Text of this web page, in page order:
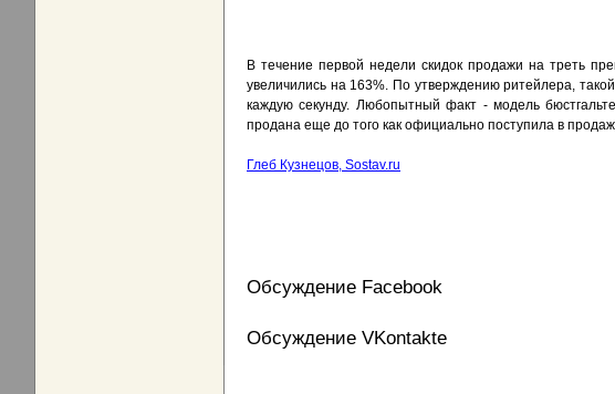
В течение первой недели скидок продажи на треть
увеличились на 163%. По утверждению ритейлера,
каждую секунду. Любопытный факт - модель
продана еще до того как официально поступила в
Глеб Кузнецов, Sostav.ru
Обсуждение Facebook
Обсуждение VKontakte